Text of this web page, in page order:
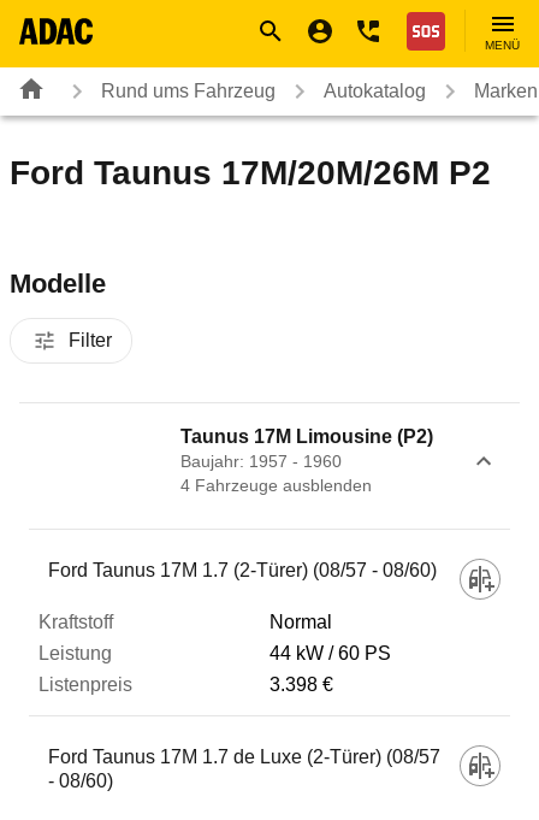
Nothilfe
MENÜ
Rund ums Fahrzeug Autokatalog
Ford Taunus 17M/20M/26M P2
Modelle
Filter
Taunus 17M Limousine (P2)
Baujahr: 1957 - 1960
4 Fahrzeuge ausblenden
Fahrzeug
Kraftstoff
Leistung
Listenpreis
Ford Taunus 17M 1.7 (2-Türer) (08/57 - 08/60)
Normal
44 kW
60 PS
3.398 €
Ford Taunus 17M 1.7 de Luxe (2-Türer) (08/57
- 08/60)